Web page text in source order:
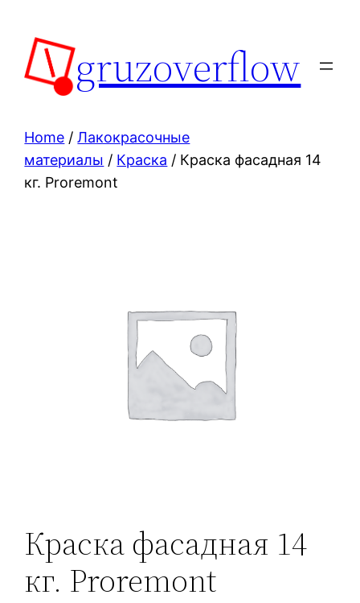
content
gruzoverflow
Home /Лакокрасочные
материалы / Краска / Краска фасадная 14
кг. Proremont
Краска фасадная 14
кг. Proremont